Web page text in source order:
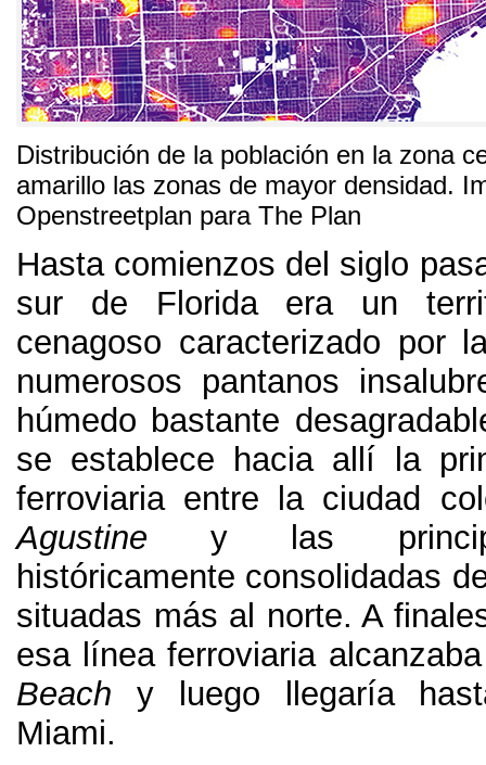
Distribución de la población en la zona
amarillo las zonas de mayor densidad.
Openstreetplan para The Plan
Hasta comienzos del siglo
sur de Florida era un
cenagoso caracterizado por
numerosos pantanos
húmedo bastante
se establece hacia allí la
ferroviaria entre la ciudad
Agustine
y las
históricamente consolidadas
situadas más al norte.A
esa línea ferroviaria
Beach
y luego llegaría
Miami.